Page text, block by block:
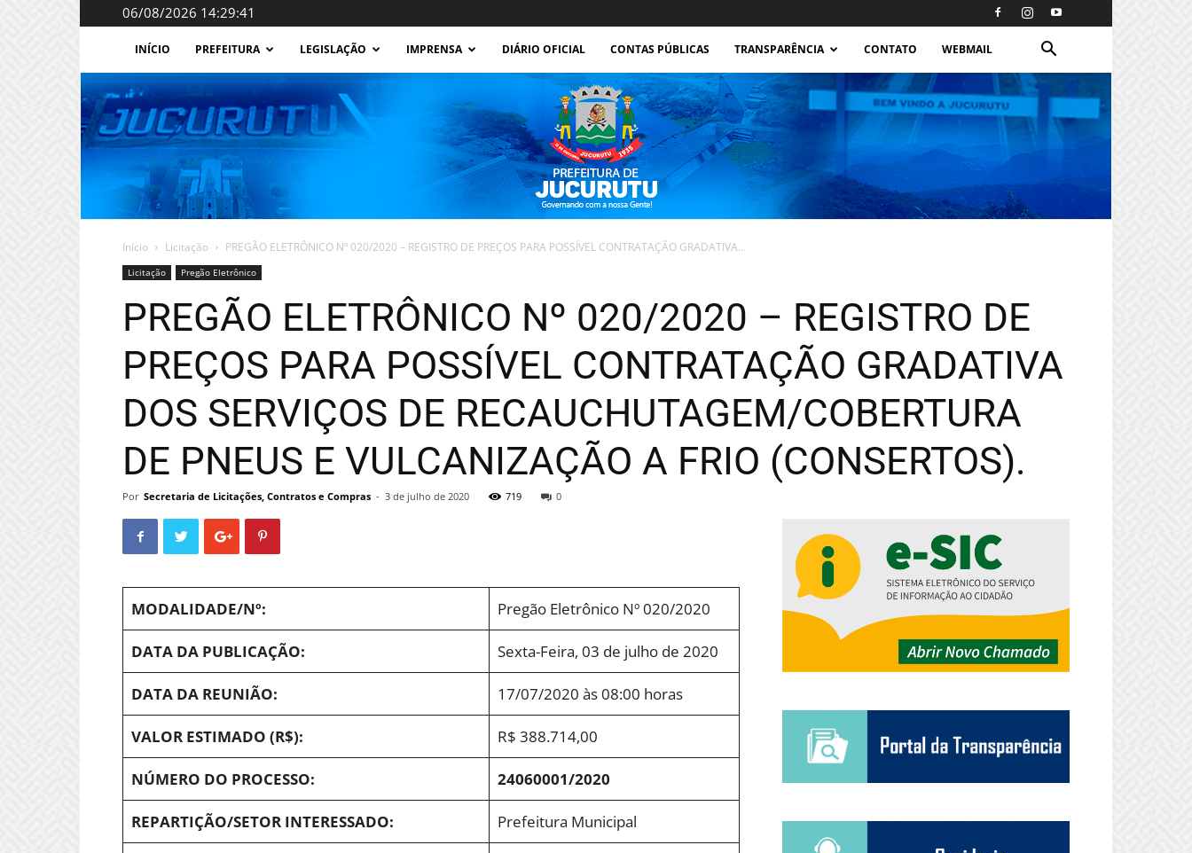
06/08/2026 14:29:41
INÍCIO PREFEITURA LEGISLAÇÃO IMPRENSA DIÁRIO OFICIAL CONTAS PÚBLICAS TRANSPARÊNCIA CONTATO WEBMAIL
Municipal
Jucurutu
Início Licitação PREGÃO ELETRÔNICO Nº 020/2020 – REGISTRO DE PREÇOS PARA POSSÍVEL CONTRATAÇÃO GRADATIVA...
Licitação Pregão Eletrônico
PREGÃO ELETRÔNICO Nº 020/2020 – REGISTRO DE
PREÇOS PARA POSSÍVEL CONTRATAÇÃO GRADATIVA
DOS SERVIÇOS DE RECAUCHUTAGEM/COBERTURA
DE PNEUS E VULCANIZAÇÃO A FRIO (CONSERTOS).
Por Secretaria de Licitações, Contratos e Compras - 3 de julho de 2020 719 0
MODALIDADE/Nº: Pregão Eletrônico Nº 020/2020
DATA DA PUBLICAÇÃO: Sexta-Feira, 03 de julho de 2020
DATA DA REUNIÃO: 17/07/2020 às 08:00 horas
VALOR ESTIMADO (R$): R$ 388.714,00
NÚMERO DO PROCESSO: 24060001/2020
REPARTIÇÃO/SETOR INTERESSADO: Prefeitura Municipal